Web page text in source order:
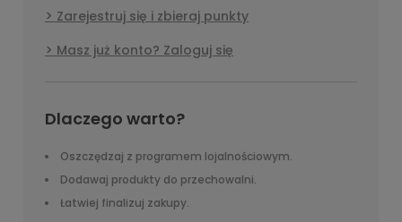
Zarejestruj się i zbieraj punkty
Masz już konto? Zaloguj się
Dlaczego warto?
Oszczędzaj z programem lojalnościowym.
Dodawaj produkty do przechowalni.
Łatwiej finalizuj zakupy.